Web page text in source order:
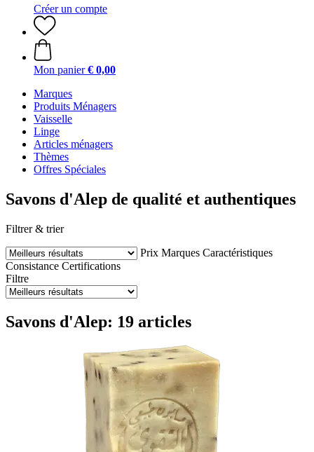
Créer un compte
Mon panier € 0,00
Marques
Produits Ménagers
Vaisselle
Linge
Articles ménagers
Thèmes
Offres Spéciales
Savons d'Alep de qualité et authentiques
Filtrer & trier
Prix Marques Caractéristiques
Consistance Certifications
Filtre
Savons d'Alep: 19 articles